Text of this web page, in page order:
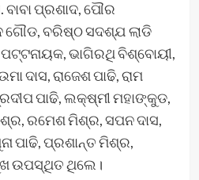
ବାବା ପ୍ରଶାଦ, ପୌର
ଗୌଡ, ବରିଷ୍ଠ ସଦଶ୍ଯ ଲାଡି
ଭାଗିରଥି ବିଶ୍ବୋୟୀ,
ଦାସ, ରାଜେଶ ପାଢି, ରାମ
ପାଢି, ଲକ୍ଷ୍ମୀ ମହାଙ୍କୁଡ,
ରମେଶ ମିଶ୍ର, ସପନ ଦାସ,
ପାଢି, ପ୍ରଶାନ୍ତ ମିଶ୍ର,
ଉପସ୍ଥିତ ଥିଲେ।